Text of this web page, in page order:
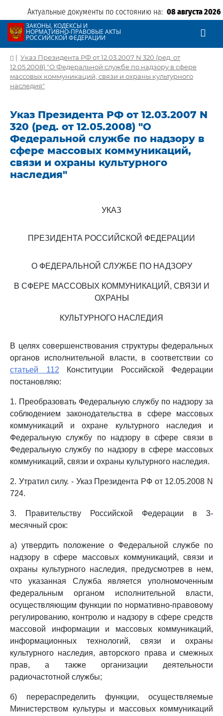
Актуальные документы по состоянию на: 08 августа 2026
ЗАКОНЫ, КОДЕКСЫ И
НОРМАТИВНО-ПРАВОВЫЕ АКТЫ
РОССИЙСКОЙ ФЕДЕРАЦИИ
| Указ Президента РФ от 12.03.2007 N 320 (ред. от
12.05.2008) "О Федеральной службе по надзору в сфере
массовых коммуникаций, связи и охраны культурного
наследия"
Указ Президента РФ от 12.03.2007 N
320 (ред. от 12.05.2008) "О
Федеральной службе по надзору в
сфере массовых коммуникаций,
связи и охраны культурного
наследия"
УКАЗ
ПРЕЗИДЕНТА РОССИЙСКОЙ ФЕДЕРАЦИИ
О ФЕДЕРАЛЬНОЙ СЛУЖБЕ ПО НАДЗОРУ
В СФЕРЕ МАССОВЫХ КОММУНИКАЦИЙ, СВЯЗИ И
ОХРАНЫ
КУЛЬТУРНОГО НАСЛЕДИЯ
В целях совершенствования структуры федеральных
органов исполнительной власти, в соответствии со
статьей 112 Конституции Российской Федерации
постановляю:
1. Преобразовать Федеральную службу по надзору за
соблюдением законодательства в сфере массовых
коммуникаций и охране культурного наследия и
Федеральную службу по надзору в сфере связи в
Федеральную службу по надзору в сфере массовых
коммуникаций, связи и охраны культурного наследия.
2. Утратил силу. - Указ Президента РФ от 12.05.2008 N
724.
3. Правительству Российской Федерации в 3-
месячный срок:
а) утвердить положение о Федеральной службе по
надзору в сфере массовых коммуникаций, связи и
охраны культурного наследия, предусмотрев в нем,
что указанная Служба является уполномоченным
федеральным органом исполнительной власти,
осуществляющим функции по нормативно-правовому
регулированию, контролю и надзору в сфере средств
массовой информации и массовых коммуникаций,
информационных технологий, связи и охраны
культурного наследия, авторского права и смежных
прав, а также организации деятельности
радиочастотной службы;
б) перераспределить функции, осуществляемые
Министерством культуры и массовых коммуникаций